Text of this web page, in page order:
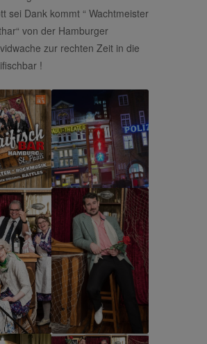
sei Dank kommt “ Wachtmeister
von der Hamburger
zur rechten Zeit in die
!